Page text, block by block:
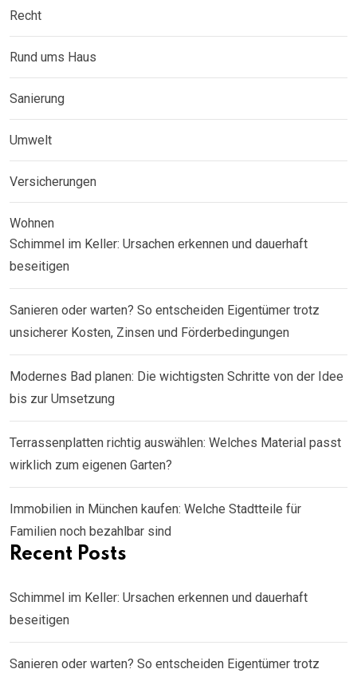
Recht
Rund ums Haus
Sanierung
Umwelt
Versicherungen
Wohnen
Schimmel im Keller: Ursachen erkennen und dauerhaft
beseitigen
Sanieren oder warten? So entscheiden Eigentümer trotz
unsicherer Kosten, Zinsen und Förderbedingungen
Modernes Bad planen: Die wichtigsten Schritte von der Idee
bis zur Umsetzung
Terrassenplatten richtig auswählen: Welches Material passt
wirklich zum eigenen Garten?
Immobilien in München kaufen: Welche Stadtteile für
Familien noch bezahlbar sind
Recent Posts
Schimmel im Keller: Ursachen erkennen und dauerhaft
beseitigen
Sanieren oder warten? So entscheiden Eigentümer trotz